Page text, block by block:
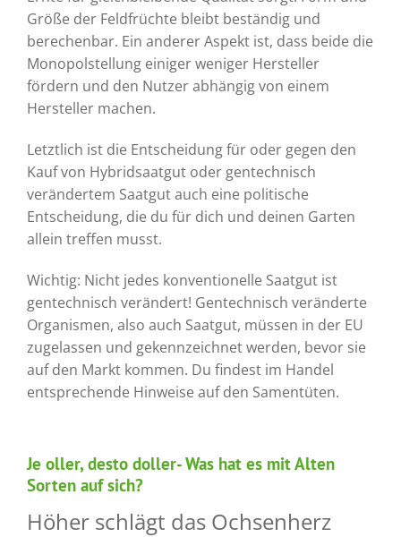
Größe der Feldfrüchte bleibt beständig und
berechenbar. Ein anderer Aspekt ist, dass beide die
Monopolstellung einiger weniger Hersteller
fördern und den Nutzer abhängig von einem
Hersteller machen.
Letztlich ist die Entscheidung für oder gegen den
Kauf von Hybridsaatgut oder gentechnisch
verändertem Saatgut auch eine politische
Entscheidung, die du für dich und deinen Garten
allein treffen musst.
Wichtig: Nicht jedes konventionelle Saatgut ist
gentechnisch verändert! Gentechnisch veränderte
Organismen, also auch Saatgut, müssen in der EU
zugelassen und gekennzeichnet werden, bevor sie
auf den Markt kommen. Du findest im Handel
entsprechende Hinweise auf den Samentüten.
Je oller, desto doller- Was hat es mit Alten
Sorten auf sich?
Höher schlägt das Ochsenherz